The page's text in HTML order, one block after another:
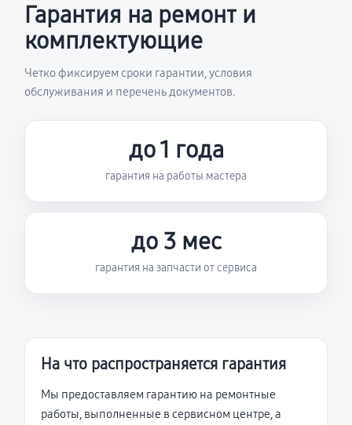
Гарантия на ремонт и
комплектующие
Четко фиксируем сроки гарантии, условия
обслуживания и перечень документов.
до 1 года
гарантия на работы мастера
до 3 мес
гарантия на запчасти от сервиса
На что распространяется гарантия
Мы предоставляем гарантию на ремонтные
работы, выполненные в сервисном центре, а